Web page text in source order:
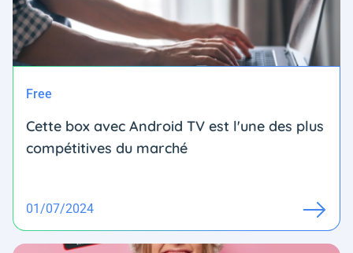
Free
Cette box avec Android TV est l'une des plus
compétitives du marché
01/07/2024